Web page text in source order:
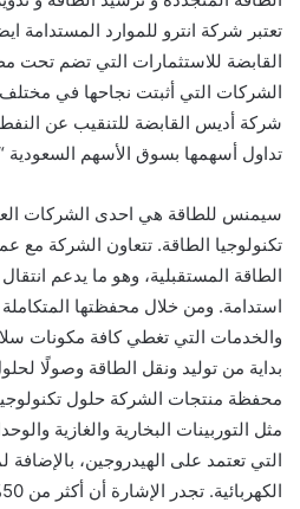
تعتبر شركة انترو للموارد المستدامة
القابضة للاستثمارات التي تضم تحت
الشركات التي أثبتت نجاحها في
شركة أديس القابضة للتنقيب عن النفط
تداول أسهمها بسوق الأسهم السعودية “تداول”
سيمنس للطاقة هي احدى الشركات
تكنولوجيا الطاقة. تتعاون الشركة مع
الطاقة المستقبلية، وهو ما يدعم
استدامة. ومن خلال محفظتها
والخدمات التي تغطي كافة مكونات
بداية من توليد ونقل الطاقة وصولًا
محفظة منتجات الشركة حلول تكنولوجيا
مثل التوربينات البخارية والغازية
التي تعتمد على الهيدروجين،